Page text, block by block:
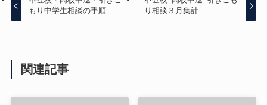
もり中学生相談の手順
り相談３月集計
関連記事